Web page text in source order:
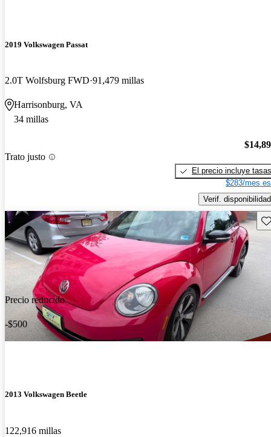
2019 Volkswagen Passat
2.0T Wolfsburg FWD 91,479 millas
Harrisonburg, VA
34 millas
Trato justo
El precio incluye tasas
$283/mes
Verif. disponibilidad
Precio reducido
-$500
2013 Volkswagen Beetle
122,916 millas